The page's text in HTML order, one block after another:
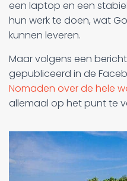
een laptop en een
hun werk te doen, wat
kunnen leveren.
Maar volgens een
gepubliceerd in de
Nomaden over de hele
allemaal op het punt te